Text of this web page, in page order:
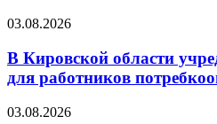
03.08.2026
В Кировской области
для работников
03.08.2026